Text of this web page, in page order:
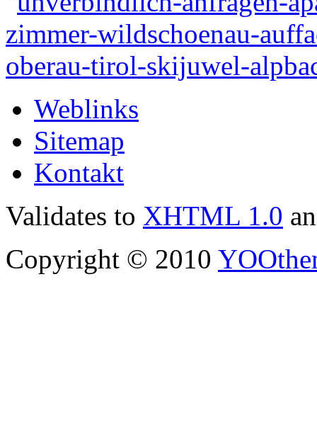
Weblinks
Sitemap
Kontakt
Validates to XHTML 1.0
Copyright © 2010